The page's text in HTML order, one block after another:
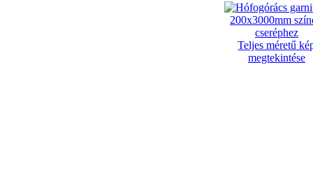
Teljes méretű
megtekintése